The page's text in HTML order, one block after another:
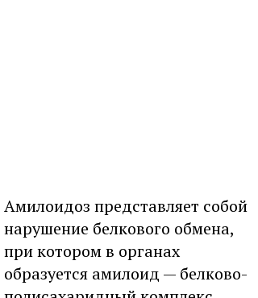
Амилоидоз представляет собой
нарушение белкового обмена,
при котором в органах
образуется амилоид — белково-